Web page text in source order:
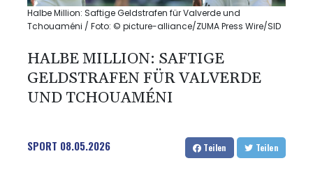
Halbe Million: Saftige Geldstrafen für Valverde und
Tchouaméni / Foto: © picture-alliance/ZUMA Press Wire/SID
HALBE MILLION: SAFTIGE
GELDSTRAFEN FÜR VALVERDE
UND TCHOUAMÉNI
SPORT 08.05.2026 Teilen Teilen